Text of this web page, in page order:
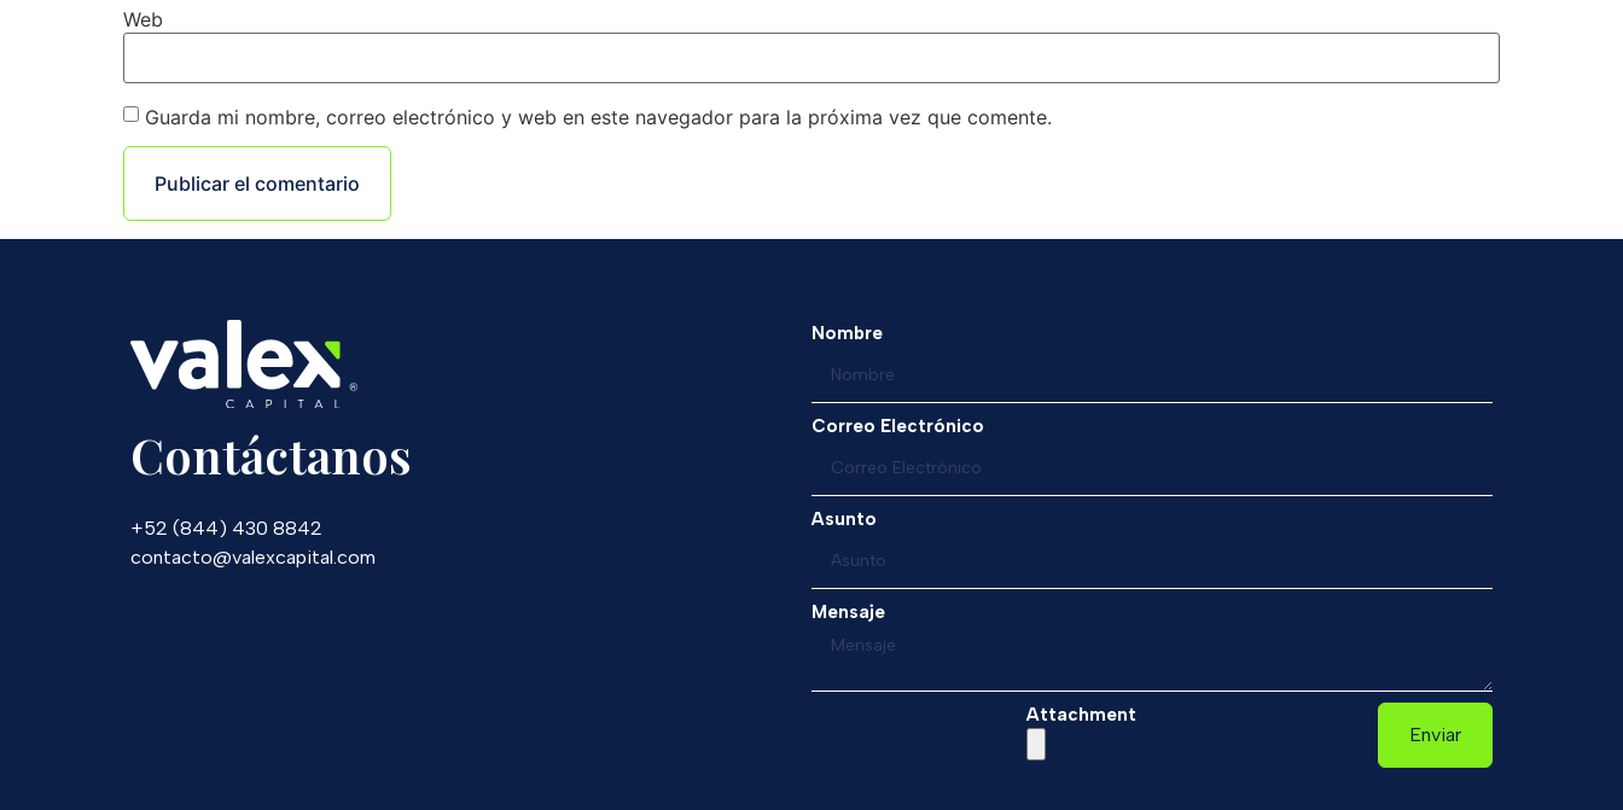
Web
Guarda mi nombre, correo electrónico y web en este navegador para la próxima vez que comente.
Contáctanos
+52 (844) 430 8842
contacto@valexcapital.com
Nombre
Correo Electrónico
Asunto
Mensaje
Attachment
Enviar